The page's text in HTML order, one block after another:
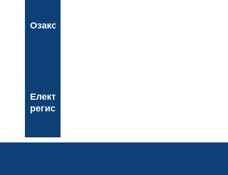
Озакоњење
Електронски
регистар